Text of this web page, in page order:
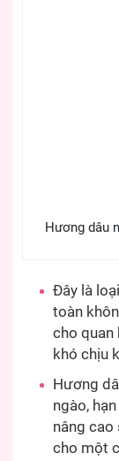
Hương dâu
Đây là loại
toàn
cho quan
khó chịu
Hương
ngào,
nâng cao
cho một